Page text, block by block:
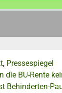
, Pressespiegel
die BU-Rente
Behinderten-